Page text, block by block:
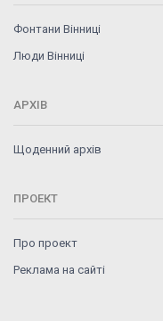
Фонтани Вінниці
Люди Вінниці
АРХІВ
Щоденний архів
ПРОЕКТ
Про проект
Реклама на сайті